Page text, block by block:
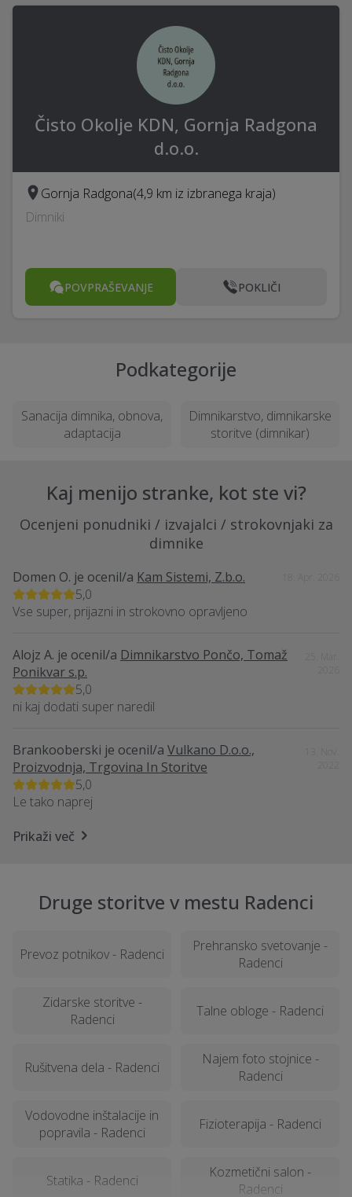
Čisto Okolje KDN, Gornja Radgona
d.o.o.
Gornja Radgona(4,9 km iz izbranega kraja)
Dimniki
POVPRAŠEVANJE POKLIČI
Podkategorije
Sanacija dimnika, obnova,
adaptacija
Dimnikarstvo, dimnikarske
storitve (dimnikar)
Kaj menijo stranke, kot ste vi?
Ocenjeni ponudniki / izvajalci / strokovnjaki za
dimnike
Domen O. je ocenil/a Kam Sistemi, Z.b.o.
5,0
Vse super, prijazni in strokovno opravljeno
Alojz A. je ocenil/a Dimnikarstvo Pončo, Tomaž
Ponikvar s.p.
5,0
ni kaj dodati super naredil
Brankooberski je ocenil/a Vulkano D.o.o.,
Proizvodnja, Trgovina In Storitve
5,0
Le tako naprej
Prikaži več
Druge storitve v mestu Radenci
Prevoz potnikov - Radenci
Prehransko svetovanje -
Radenci
Zidarske storitve -
Radenci
Talne obloge - Radenci
Rušitvena dela - Radenci
Najem foto stojnice -
Radenci
Vodovodne inštalacije in
popravila - Radenci
Fizioterapija - Radenci
Statika - Radenci
Kozmetični salon -
Radenci